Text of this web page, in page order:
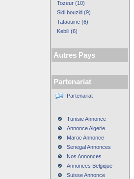
Tozeur (10)
Sidi bouzid (9)
Tataouine (6)
Kebili (6)
Autres Pays
Partenariat
Partenariat
Tunisie Annonce
Annonce Algerie
Maroc Annonce
Senegal Annonces
Nos Annonces
Annonces Belgique
Suisse Annonce